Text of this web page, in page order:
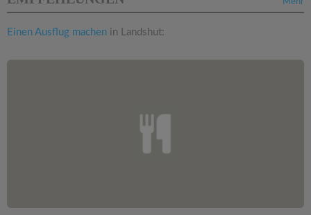
Einen Ausflug machen in Landshut: